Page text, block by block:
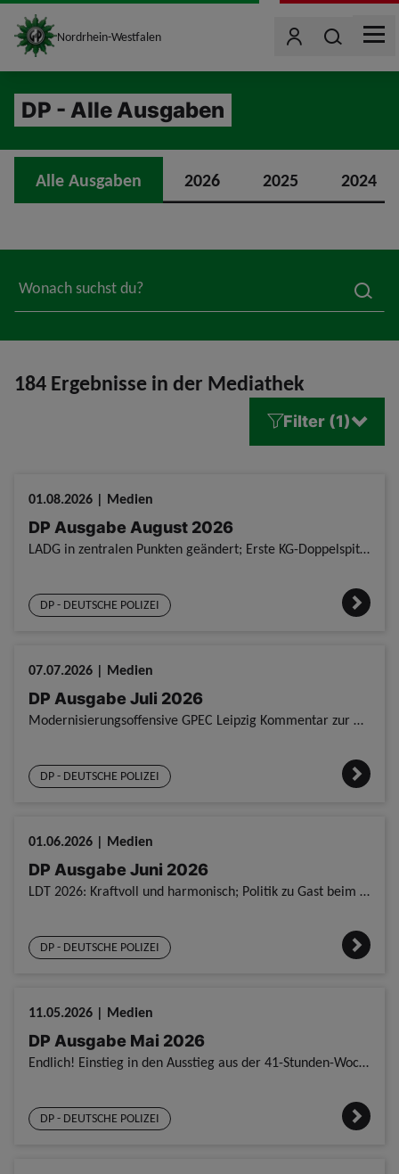
site_logo
Nordrhein-Westfalen BenutzerWonach
MENU
DP - Alle Ausgaben
Alle Ausgaben 2026 2025 2024
184 Ergebnisse in der Mediathek
Filter (1)
01.08.2026 | Medien
DP Ausgabe August 2026
LADG in zentralen Punkten geändert; Erste KG-Doppelspitze bei der GdP NRW; Gemeinsam sind wir stark, jawohl; Ein Dach mit Strahlkraft; Willkommen im Team, Lisa; Verstärkung im Tarifbereich gesucht – a
DP - DEUTSCHE POLIZEI
07.07.2026 | Medien
DP Ausgabe Juli 2026
Modernisierungsoffensive GPEC Leipzig Kommentar zur Modernisierungsoffensive Aufgabenkritik und Entlastung: Jetzt wird es konkret Weiter Warten aufs Job-Bike Interview mit Alex Engler zur Tarifarbeit
DP - DEUTSCHE POLIZEI
01.06.2026 | Medien
DP Ausgabe Juni 2026
LDT 2026: Kraftvoll und harmonisch; Politik zu Gast beim LDT; Ärmel hochkrempeln - und an die Arbeit; LADG: Druck auf Schwarz-Grün wächst; Landesregierung überträft Tarifabschluss; Reparaturarbeiten a
DP - DEUTSCHE POLIZEI
11.05.2026 | Medien
DP Ausgabe Mai 2026
Endlich! Einstieg in den Ausstieg aus der 41-Stunden-Woche kommt; Wir brauchen kein LADG!; Unsere Polizei braucht ein modernes Arbeitszeitrecht; Macht’s gut, Jutta, Michael, Lorenz und Dirk!; Castortr
DP - DEUTSCHE POLIZEI